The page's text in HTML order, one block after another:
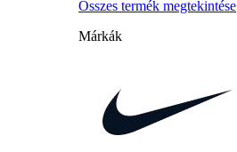
Összes termék megtekintése
Márkák